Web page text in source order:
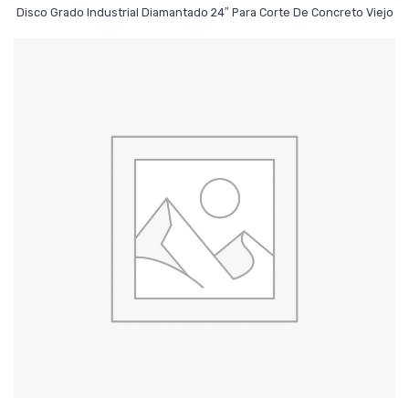
Disco Grado Industrial Diamantado 24″ Para Corte De Concreto Viejo